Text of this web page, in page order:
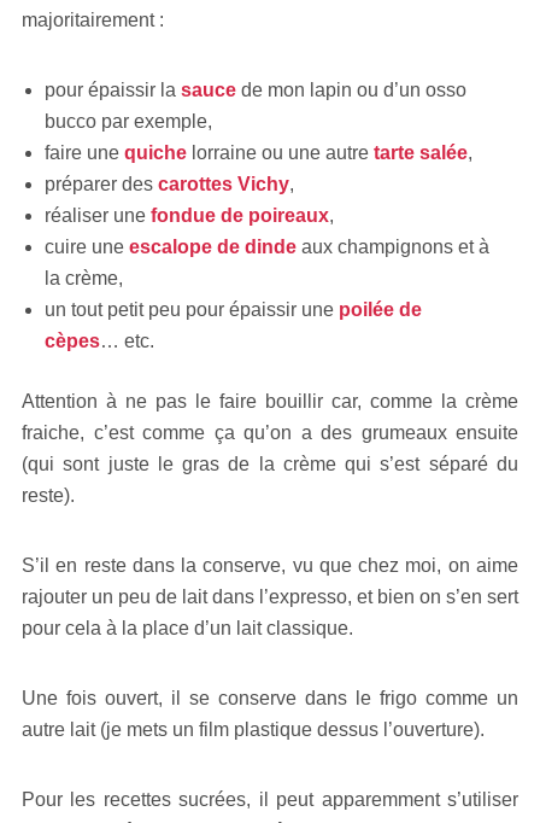
majoritairement :
pour épaissir lasauce de mon lapin ou d’un osso
bucco par exemple,
faire unequiche lorraine ou une autretarte salée,
préparer des carottes Vichy,
réaliser une fondue de poireaux,
cuire uneescalope de dinde aux champignons et à
la crème,
un tout petit peu pour épaissir une poilée de
cèpes… etc.
Attention à ne pas le faire bouillir car, comme la crème
fraiche, c’est comme ça qu’on a des grumeaux ensuite
(qui sont juste le gras de la crème qui s’est séparé du
reste).
S’il en reste dans la conserve, vu que chez moi, on aime
rajouter un peu de lait dans l’expresso, et bien on s’en sert
pour cela à la place d’un lait classique.
Une fois ouvert, il se conserve dans le frigo comme un
autre lait (je mets un film plastique dessus l’ouverture).
Pour les recettes sucrées, il peut apparemment s’utiliser